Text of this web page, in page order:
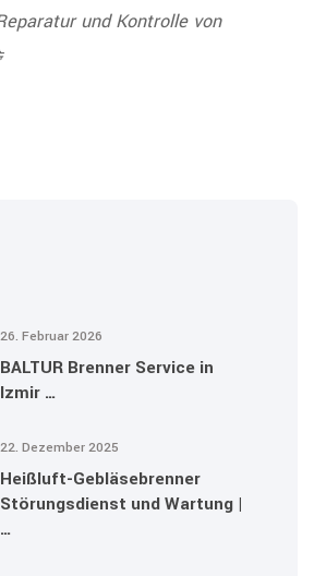
und Kontrolle von
26. Februar 2026
BALTUR Brenner Service in
Izmir …
22. Dezember 2025
Heißluft-Gebläsebrenner
Störungsdienst und Wartung |
…